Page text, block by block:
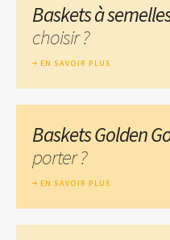
Baskets à
choisir ?
EN SAVOIR PLUS
Baskets Golden
porter ?
EN SAVOIR PLUS